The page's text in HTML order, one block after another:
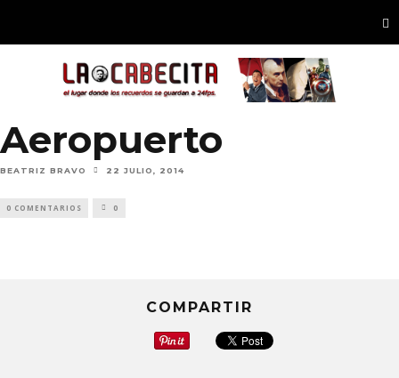
Aeropuerto
BEATRIZ BRAVO 22 JULIO, 2014
0 COMENTARIOS 0
COMPARTIR